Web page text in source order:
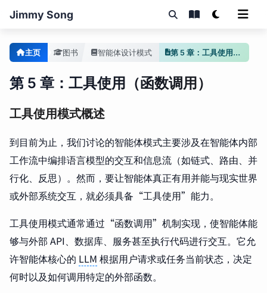
Jimmy Song
主页 图书 智能体设计模式 第 5 章：工具使用（函数调用）
第 5 章：工具使用（函数调用）
工具使用模式概述
到目前为止，我们讨论的智能体模式主要涉及在智能体内部
工作流中编排语言模型的交互和信息流（如链式、路由、并
行化、反思）。然而，要让智能体真正有用并能与现实世界
或外部系统交互，就必须具备“工具使用”能力。
工具使用模式通常通过“函数调用”机制实现，使智能体能
够与外部 API、数据库、服务甚至执行代码进行交互。它允
许智能体核心的 LLM 根据用户请求或任务当前状态，决定
何时以及如何调用特定的外部函数。